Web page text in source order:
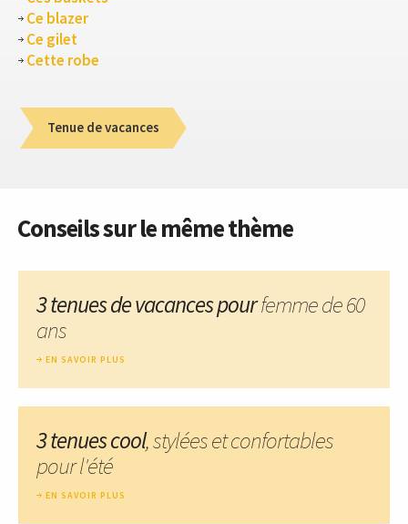
Ce blazer
Ce gilet
Cette robe
Tenue de vacances
Conseils sur le même thème
3 tenues de vacances pourfemme de 60
ans
EN SAVOIR PLUS
3 tenues cool, stylées et confortables
pour l'été
EN SAVOIR PLUS